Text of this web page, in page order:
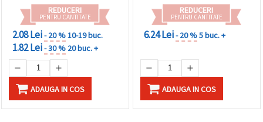
REDUCERI
PENTRU CANTITATE
2.08 Lei- 20 %10-19 buc.
1.82 Lei- 30 % 20 buc. +
ADAUGA IN COS
REDUCERI
PENTRU CANTITATE
6.24 Lei- 20 %5 buc. +
ADAUGA IN COS